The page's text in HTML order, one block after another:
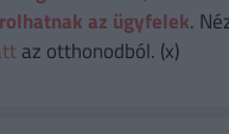
az ügyfelek.
az otthonodból. (x)